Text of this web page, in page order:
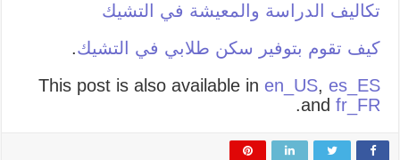
تكاليف الدراسة والمعيشة في التشيك
كيف تقوم بتوفير سكن طلابي في التشيك.
This post is also available in en_US, es_ES
and fr_FR
.